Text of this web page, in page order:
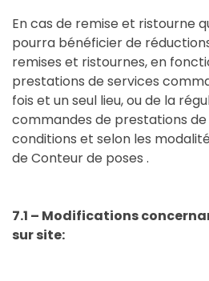
En cas de remise et ristourne
pourra bénéficier de
remises et ristournes, en
prestations de services
fois et un seul lieu, ou de la
commandes de prestations de
conditions et selon les
de Conteur de poses .
7.1 – Modifications
sur site: